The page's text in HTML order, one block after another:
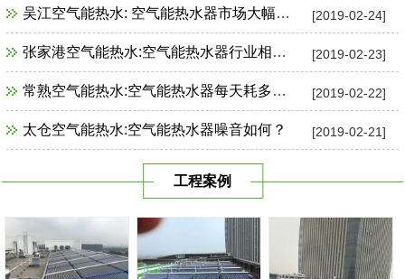
[2019-02-24]
吴江空气能热水: 空气能热水器市场大幅增长
[2019-02-23]
张家港空气能热水:空气能热水器行业相关政策一览
[2019-02-22]
常熟空气能热水:空气能热水器每天耗多少电？
[2019-02-21]
太仓空气能热水:空气能热水器噪音如何？
工程案例